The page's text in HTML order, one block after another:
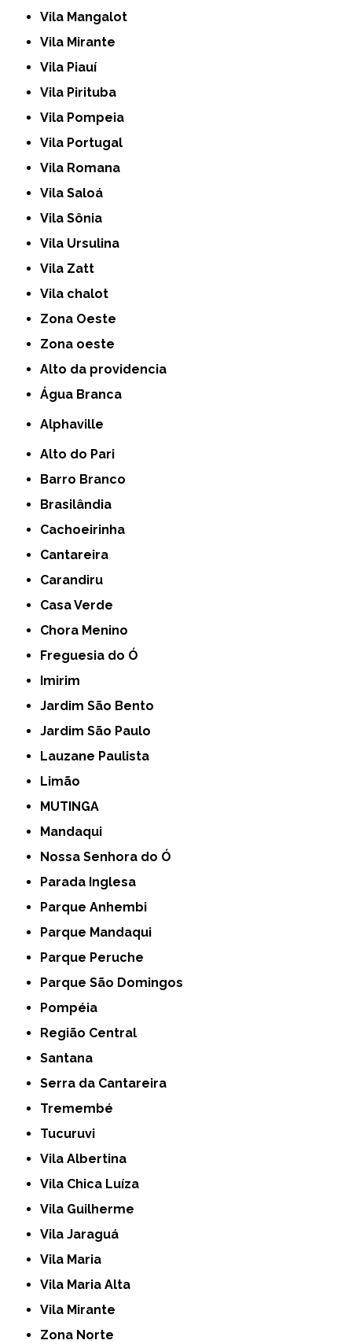
Vila Mangalot
Vila Mirante
Vila Piauí
Vila Pirituba
Vila Pompeia
Vila Portugal
Vila Romana
Vila Saloá
Vila Sônia
Vila Ursulina
Vila Zatt
Vila chalot
Zona Oeste
Zona oeste
alto da providencia
Água Branca
Alphaville
Alto do Pari
Barro Branco
Brasilândia
Cachoeirinha
Cantareira
Carandiru
Casa Verde
Chora Menino
Freguesia do Ó
Imirim
Jardim São Bento
Jardim São Paulo
Lauzane Paulista
Limão
MUTINGA
Mandaqui
Nossa Senhora do Ó
Parada Inglesa
Parque Anhembi
Parque Mandaqui
Parque Peruche
Parque São Domingos
Pompéia
Região Central
Santana
Serra da Cantareira
Tremembé
Tucuruvi
Vila Albertina
Vila Chica Luíza
Vila Guilherme
Vila Jaraguá
Vila Maria
Vila Maria Alta
Vila Mirante
Zona Norte